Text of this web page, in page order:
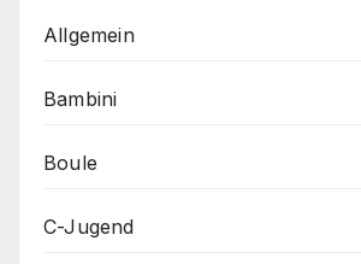
Allgemein
Bambini
Boule
C-Jugend